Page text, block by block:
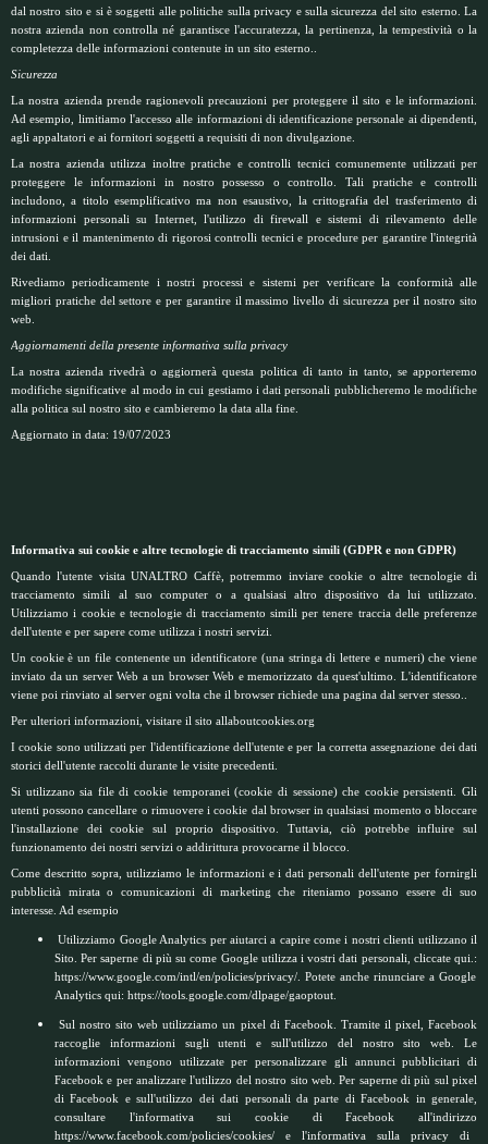
dal nostro sito e si è soggetti alle politiche sulla privacy e sulla sicurezza del sito esterno. La
nostra azienda non controlla né garantisce l'accuratezza, la pertinenza, la tempestività o la
completezza delle informazioni contenute in un sito esterno..
Sicurezza
La nostra azienda prende ragionevoli precauzioni per proteggere il sito e le informazioni.
Ad esempio, limitiamo l'accesso alle informazioni di identificazione personale ai dipendenti,
agli appaltatori e ai fornitori soggetti a requisiti di non divulgazione.
La nostra azienda utilizza inoltre pratiche e controlli tecnici comunemente utilizzati per
proteggere le informazioni in nostro possesso o controllo. Tali pratiche e controlli
includono, a titolo esemplificativo ma non esaustivo, la crittografia del trasferimento di
informazioni personali su Internet, l'utilizzo di firewall e sistemi di rilevamento delle
intrusioni e il mantenimento di rigorosi controlli tecnici e procedure per garantire l'integrità
dei dati.
Rivediamo periodicamente i nostri processi e sistemi per verificare la conformità alle
migliori pratiche del settore e per garantire il massimo livello di sicurezza per il nostro sito
web.
Aggiornamenti della presente informativa sulla privacy
La nostra azienda rivedrà o aggiornerà questa politica di tanto in tanto, se apporteremo
modifiche significative al modo in cui gestiamo i dati personali pubblicheremo le modifiche
alla politica sul nostro sito e cambieremo la data alla fine.
Aggiornato in data: 19/07/2023
Informativa sui cookie e altre tecnologie di tracciamento simili (GDPR e non GDPR)
Quando l'utente visita UNALTRO Caffè, potremmo inviare cookie o altre tecnologie di
tracciamento simili al suo computer o a qualsiasi altro dispositivo da lui utilizzato.
Utilizziamo i cookie e tecnologie di tracciamento simili per tenere traccia delle preferenze
dell'utente e per sapere come utilizza i nostri servizi.
Un cookie è un file contenente un identificatore (una stringa di lettere e numeri) che viene
inviato da un server Web a un browser Web e memorizzato da quest'ultimo. L'identificatore
viene poi rinviato al server ogni volta che il browser richiede una pagina dal server stesso..
Per ulteriori informazioni, visitare il sito allaboutcookies.org
I cookie sono utilizzati per l'identificazione dell'utente e per la corretta assegnazione dei dati
storici dell'utente raccolti durante le visite precedenti.
Si utilizzano sia file di cookie temporanei (cookie di sessione) che cookie persistenti. Gli
utenti possono cancellare o rimuovere i cookie dal browser in qualsiasi momento o bloccare
l'installazione dei cookie sul proprio dispositivo. Tuttavia, ciò potrebbe influire sul
funzionamento dei nostri servizi o addirittura provocarne il blocco.
Come descritto sopra, utilizziamo le informazioni e i dati personali dell'utente per fornirgli
pubblicità mirata o comunicazioni di marketing che riteniamo possano essere di suo
interesse. Ad esempio
Utilizziamo Google Analytics per aiutarci a capire come i nostri clienti utilizzano il
Sito. Per saperne di più su come Google utilizza i vostri dati personali, cliccate qui.:
https://www.google.com/intl/en/policies/privacy/ . Potete anche rinunciare a Google
Analytics qui: https://tools.google.com/dlpage/gaoptout
Sul nostro sito web utilizziamo un pixel di Facebook. Tramite il pixel, Facebook
raccoglie informazioni sugli utenti e sull'utilizzo del nostro sito web. Le
informazioni vengono utilizzate per personalizzare gli annunci pubblicitari di
Facebook e per analizzare l'utilizzo del nostro sito web. Per saperne di più sul pixel
di Facebook e sull'utilizzo dei dati personali da parte di Facebook in generale,
consultare l'informativa sui cookie di Facebook all'indirizzo
https://www.facebook.com/policies/cookies/ e l'informativa sulla privacy di